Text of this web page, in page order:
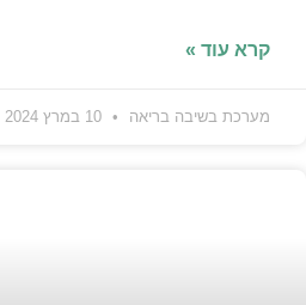
קרא עוד »
מערכת בשיבה בריאה